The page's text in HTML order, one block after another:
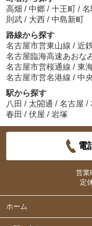
高畑 / 中郷 / 十王町 / 名
則武 / 大西 / 中島新町
路線から探す
名古屋市営東山線 / 近
名古屋臨海高速あおな
名古屋市営桜通線 / 東
名古屋市営名港線 / 中
駅から探す
八田 / 太閤通 / 名古屋 /
春田 / 伏屋 / 岩塚
電
営業
定
ホーム